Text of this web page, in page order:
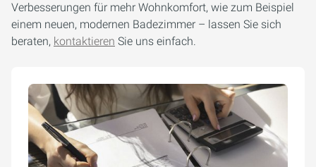
Verbesserungen für mehr Wohnkomfort, wie zum Beispiel
einem neuen, modernen Badezimmer – lassen Sie sich
beraten, kontaktieren Sie uns einfach.